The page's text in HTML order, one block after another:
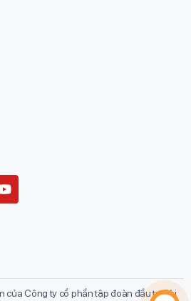
của Công ty cổ phần tập đoàn đầu tư Sài